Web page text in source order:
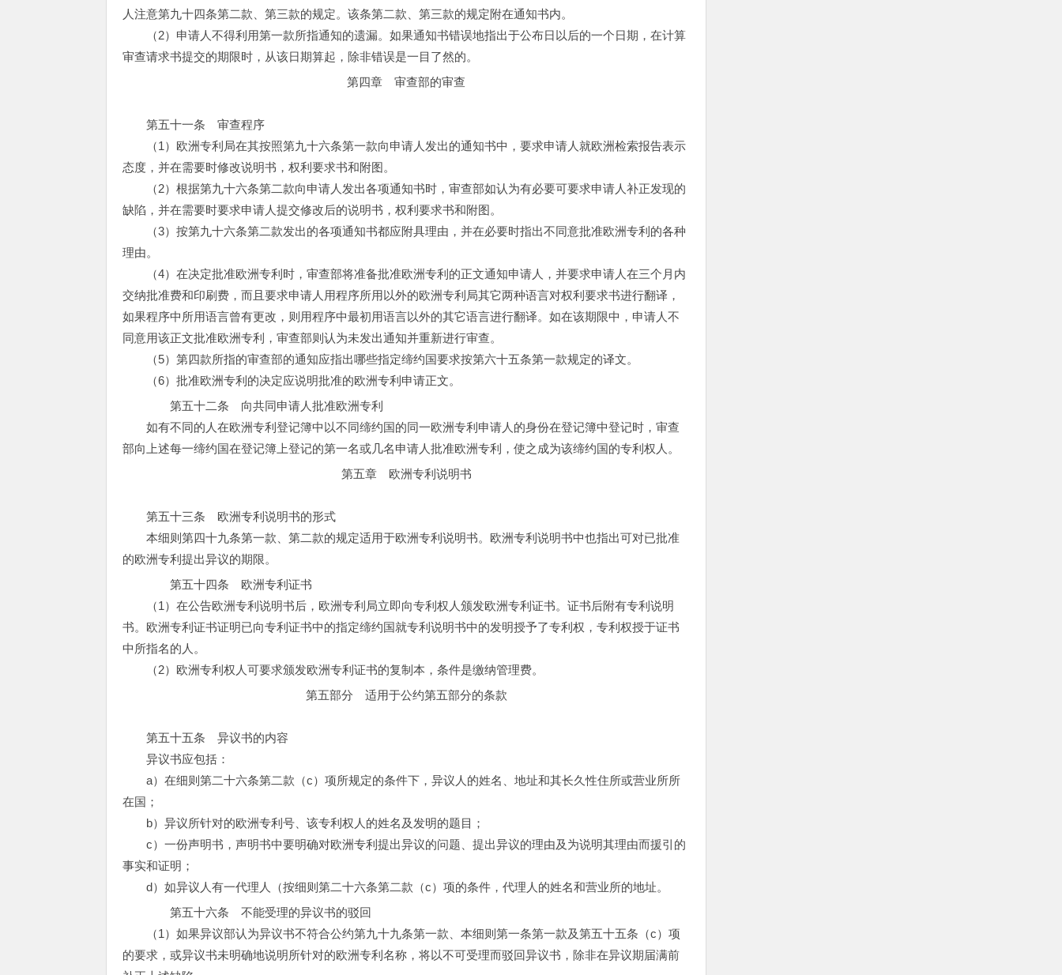
人注意第九十四条第二款、第三款的规定。该条第二款、第三款的规定附在通知书内。
（2）申请人不得利用第一款所指通知的遗漏。如果通知书错误地指出于公布日以后的一个日期，在计算
审查请求书提交的期限时，从该日期算起，除非错误是一目了然的。
第四章 审查部的审查
第五十一条 审查程序
（1）欧洲专利局在其按照第九十六条第一款向申请人发出的通知书中，要求申请人就欧洲检索报告表示
态度，并在需要时修改说明书，权利要求书和附图。
（2）根据第九十六条第二款向申请人发出各项通知书时，审查部如认为有必要可要求申请人补正发现的
缺陷，并在需要时要求申请人提交修改后的说明书，权利要求书和附图。
（3）按第九十六条第二款发出的各项通知书都应附具理由，并在必要时指出不同意批准欧洲专利的各种
理由。
（4）在决定批准欧洲专利时，审查部将准备批准欧洲专利的正文通知申请人，并要求申请人在三个月内
交纳批准费和印刷费，而且要求申请人用程序所用以外的欧洲专利局其它两种语言对权利要求书进行翻译，
如果程序中所用语言曾有更改，则用程序中最初用语言以外的其它语言进行翻译。如在该期限中，申请人不
同意用该正文批准欧洲专利，审查部则认为未发出通知并重新进行审查。
（5）第四款所指的审查部的通知应指出哪些指定缔约国要求按第六十五条第一款规定的译文。
（6）批准欧洲专利的决定应说明批准的欧洲专利申请正文。
第五十二条 向共同申请人批准欧洲专利
如有不同的人在欧洲专利登记簿中以不同缔约国的同一欧洲专利申请人的身份在登记簿中登记时，审查
部向上述每一缔约国在登记簿上登记的第一名或几名申请人批准欧洲专利，使之成为该缔约国的专利权人。
第五章 欧洲专利说明书
第五十三条 欧洲专利说明书的形式
本细则第四十九条第一款、第二款的规定适用于欧洲专利说明书。欧洲专利说明书中也指出可对已批准
的欧洲专利提出异议的期限。
第五十四条 欧洲专利证书
（1）在公告欧洲专利说明书后，欧洲专利局立即向专利权人颁发欧洲专利证书。证书后附有专利说明
书。欧洲专利证书证明已向专利证书中的指定缔约国就专利说明书中的发明授予了专利权，专利权授于证书
中所指名的人。
（2）欧洲专利权人可要求颁发欧洲专利证书的复制本，条件是缴纳管理费。
第五部分 适用于公约第五部分的条款
第五十五条 异议书的内容
异议书应包括：
a）在细则第二十六条第二款（c）项所规定的条件下，异议人的姓名、地址和其长久性住所或营业所所
在国；
b）异议所针对的欧洲专利号、该专利权人的姓名及发明的题目；
c）一份声明书，声明书中要明确对欧洲专利提出异议的问题、提出异议的理由及为说明其理由而援引的
事实和证明；
d）如异议人有一代理人（按细则第二十六条第二款（c）项的条件，代理人的姓名和营业所的地址。
第五十六条 不能受理的异议书的驳回
（1）如果异议部认为异议书不符合公约第九十九条第一款、本细则第一条第一款及第五十五条（c）项
的要求，或异议书未明确地说明所针对的欧洲专利名称，将以不可受理而驳回异议书，除非在异议期届满前